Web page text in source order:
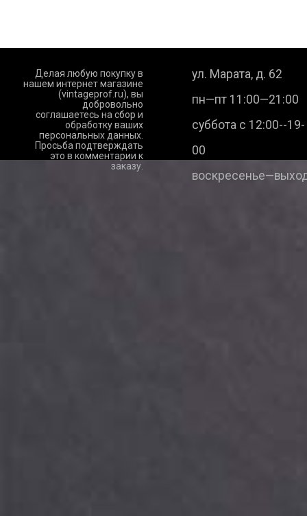
Делая любую покупку в
нашем интернет магазине
(vintageprof.ru), вы
добровольно
соглашаетесь на сбор и
обработку ваших
персональных данных.
Просьба подтверждать
это в комментарии к
заказу.
ул. Марата, д. 62
пн—пт 11:00—21:00
суббота с 12:00--19-
00